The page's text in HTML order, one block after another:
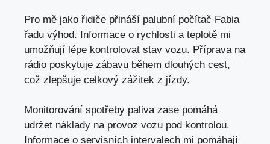
Pro mě jako řidiče přináší palubní počítač Fabia
řadu výhod. Informace o rychlosti a teplotě mi
umožňují lépe kontrolovat stav vozu. Příprava na
rádio poskytuje zábavu během dlouhých cest,
což zlepšuje celkový zážitek z jízdy.
Monitorování spotřeby paliva zase pomáhá
udržet náklady na provoz vozu pod kontrolou.
Informace o servisních intervalech mi pomáhají